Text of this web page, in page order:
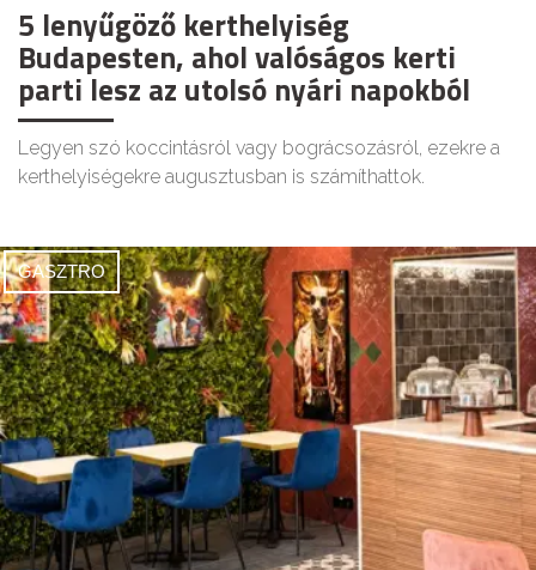
5 lenyűgöző kerthelyiség
Budapesten, ahol valóságos kerti
parti lesz az utolsó nyári napokból
Legyen szó koccintásról vagy bográcsozásról, ezekre a
kerthelyiségekre augusztusban is számíthattok.
GASZTRO